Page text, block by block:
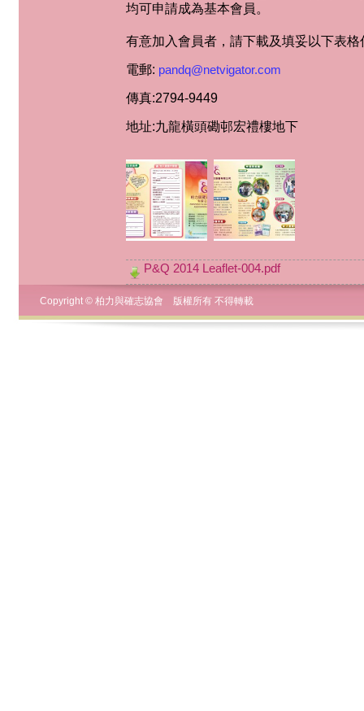
均可申請成為基本會員。
有意加入會員者，請下載及填妥以下表
電郵: pandq@netvigator.com
傳真:2794-9449
地址:九龍橫頭磡邨宏禮樓地下
P&Q 2014 Leaflet-004.pdf
Copyright © 柏力與確志協會 版權所有 不得轉載